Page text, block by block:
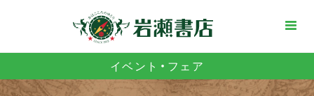
イベント・フェア